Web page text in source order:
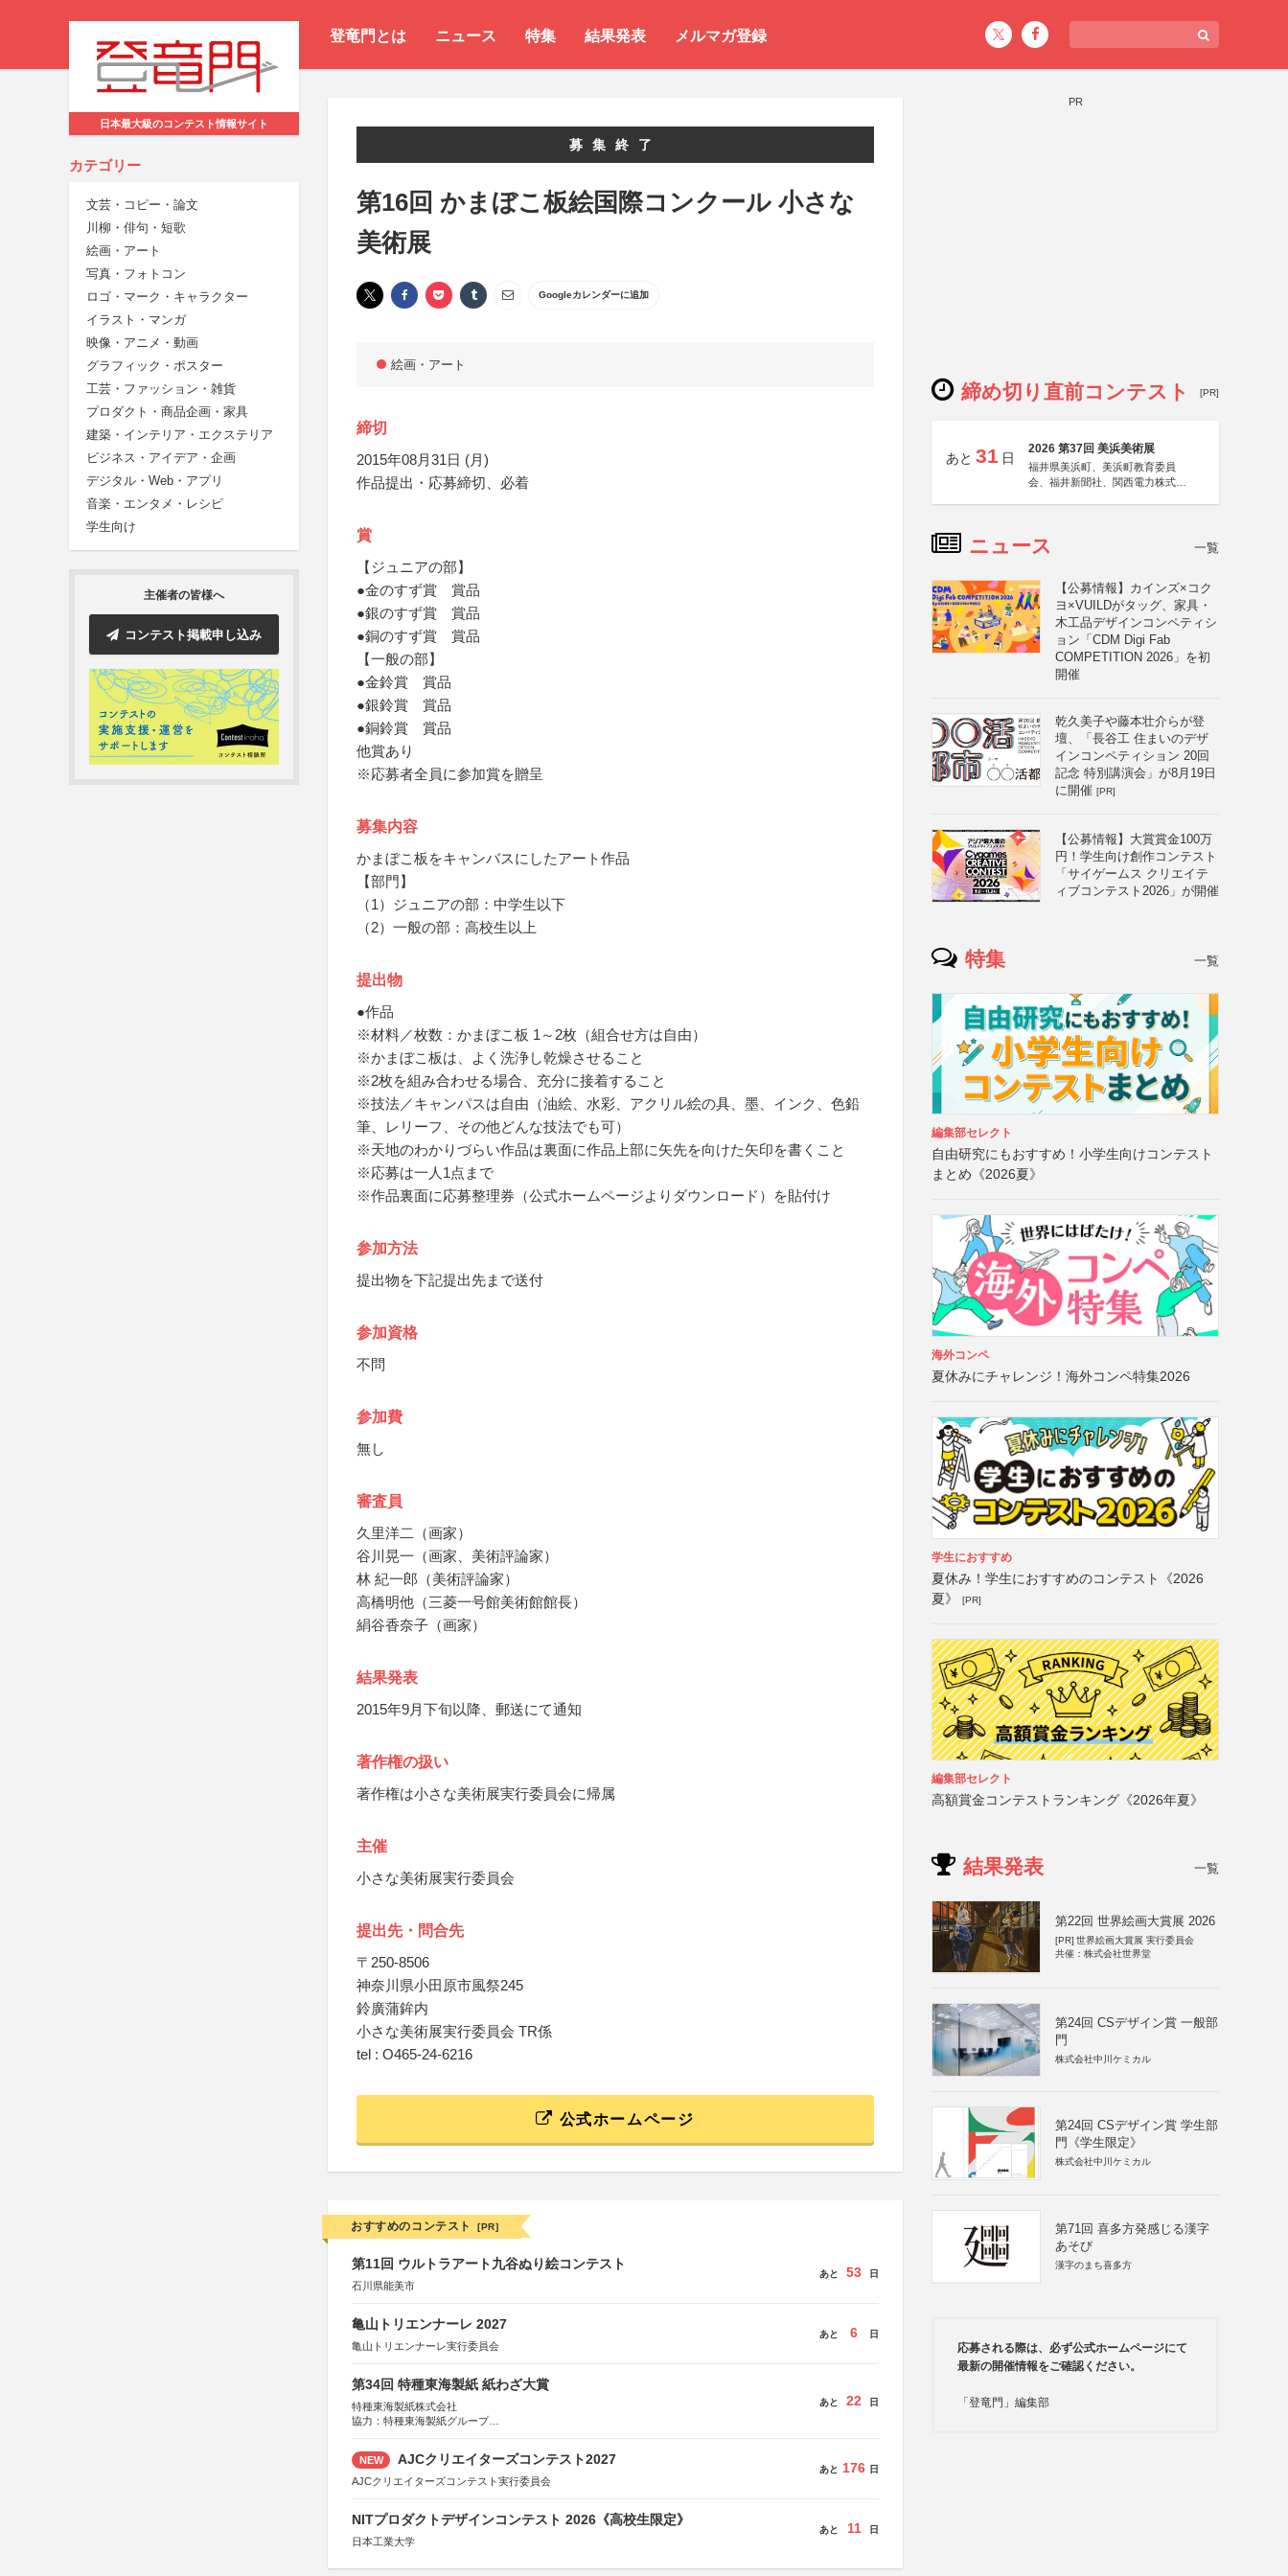
登竜門とは ニュース 特集 結果発表 メルマガ登録
日本最大級のコンテスト情報サイト
カテゴリー
文芸・コピー・論文
川柳・俳句・短歌
絵画・アート
写真・フォトコン
ロゴ・マーク・キャラクター
イラスト・マンガ
映像・アニメ・動画
グラフィック・ポスター
工芸・ファッション・雑貨
プロダクト・商品企画・家具
建築・インテリア・エクステリア
ビジネス・アイデア・企画
デジタル・Web・アプリ
音楽・エンタメ・レシピ
学生向け
主催者の皆様へ
コンテスト掲載申し込み
募集終了
第16回 かまぼこ板絵国際コンクール 小さな
美術展
Googleカレンダーに追加
絵画・アート
締切
2015年08月31日 (月)
作品提出・応募締切、必着
賞
【ジュニアの部】
●金のすず賞 賞品
●銀のすず賞 賞品
●銅のすず賞 賞品
【一般の部】
●金鈴賞 賞品
●銀鈴賞 賞品
●銅鈴賞 賞品
他賞あり
※応募者全員に参加賞を贈呈
募集内容
かまぼこ板をキャンバスにしたアート作品
【部門】
（1）ジュニアの部：中学生以下
（2）一般の部：高校生以上
提出物
●作品
※材料／枚数：かまぼこ板 1～2枚（組合せ方は自由）
※かまぼこ板は、よく洗浄し乾燥させること
※2枚を組み合わせる場合、充分に接着すること
※技法／キャンパスは自由（油絵、水彩、アクリル絵の具、墨、インク、色鉛
筆、レリーフ、その他どんな技法でも可）
※天地のわかりづらい作品は裏面に作品上部に矢先を向けた矢印を書くこと
※応募は一人1点まで
※作品裏面に応募整理券（公式ホームページよりダウンロード）を貼付け
参加方法
提出物を下記提出先まで送付
参加資格
不問
参加費
無し
審査員
久里洋二（画家）
谷川晃一（画家、美術評論家）
林 紀一郎（美術評論家）
高橋明他（三菱一号館美術館館長）
絹谷香奈子（画家）
結果発表
2015年9月下旬以降、郵送にて通知
著作権の扱い
著作権は小さな美術展実行委員会に帰属
主催
小さな美術展実行委員会
提出先・問合先
〒250-8506
神奈川県小田原市風祭245
鈴廣蒲鉾内
小さな美術展実行委員会 TR係
tel : O465-24-6216
公式ホームページ
おすすめのコンテスト [PR]
第11回 ウルトラアート九谷ぬり絵コンテスト
石川県能美市
あと 53 日
亀山トリエンナーレ 2027
亀山トリエンナーレ実行委員会
あと 6 日
第34回 特種東海製紙 紙わざ大賞
特種東海製紙株式会社
協力：特種東海製紙グループ
あと 22 日
NEW AJCクリエイターズコンテスト2027
AJCクリエイターズコンテスト実行委員会
あと 176 日
NITプロダクトデザインコンテスト 2026《高校生限定》
日本工業大学
あと 11 日
PR
締め切り直前コンテスト [PR]
あと 31 日
2026 第37回 美浜美術展
福井県美浜町、美浜町教育委員
会、福井新聞社、関西電力株式会
ニュース 一覧
【公募情報】カインズ×コク
ヨ×VUILDがタッグ、家具・
木工品デザインコンペティシ
ョン「CDM Digi Fab
COMPETITION 2026」を初
開催
乾久美子や藤本壮介らが登
壇、「長谷工 住まいのデザ
インコンペティション 20回
記念 特別講演会」が8月19日
に開催 [PR]
【公募情報】大賞賞金100万
円！学生向け創作コンテスト
「サイゲームス クリエイテ
ィブコンテスト2026」が開催
特集 一覧
編集部セレクト
自由研究にもおすすめ！小学生向けコンテスト
まとめ《2026夏》
海外コンペ
夏休みにチャレンジ！海外コンペ特集2026
学生におすすめ
夏休み！学生におすすめのコンテスト《2026
夏》
[PR]
編集部セレクト
高額賞金コンテストランキング《2026年夏》
結果発表 一覧
第22回 世界絵画大賞展 2026
[PR] 世界絵画大賞展 実行委員会
共催：株式会社世界堂
第24回 CSデザイン賞 一般部
門
株式会社中川ケミカル
第24回 CSデザイン賞 学生部
門《学生限定》
株式会社中川ケミカル
第71回 喜多方発感じる漢字
あそび
漢字のまち喜多方
応募される際は、必ず公式ホームページにて
最新の開催情報をご確認ください。
「登竜門」編集部